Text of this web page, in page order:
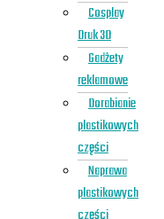
Cosplay
Druk 3D
Gadżety
reklamowe
Dorabianie
plastikowych
części
Naprawa
plastikowych